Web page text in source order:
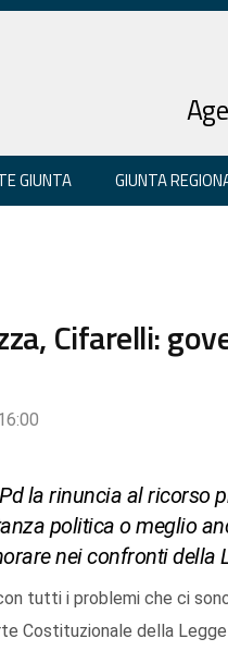
GIUNTA GIUNTA
Cifarelli:
la rinuncia al ricorso
politica o meglio
nei confronti della
tutti i problemi che ci
Costituzionale della